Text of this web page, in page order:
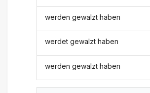
werden gewalzt haben
werdet gewalzt haben
werden gewalzt haben